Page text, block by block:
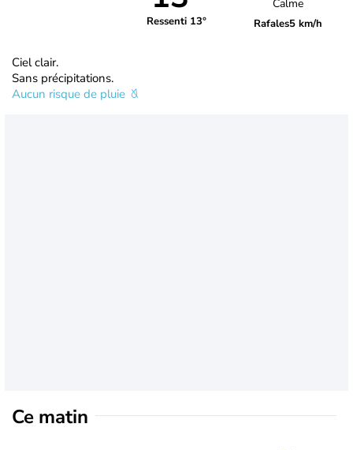
Ressenti 13°
Calme
Rafales5 km/h
Ciel clair.
Sans précipitations.
Aucun risque de pluie
Ce matin